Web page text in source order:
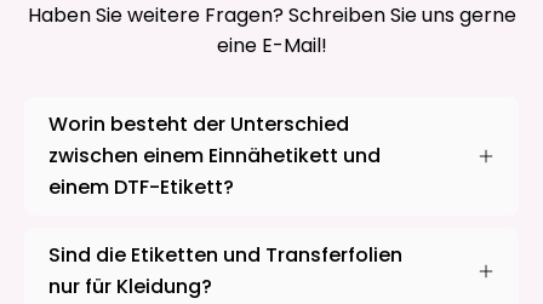
Haben Sie weitere Fragen? Schreiben Sie uns gerne
eine E-Mail!
Worin besteht der Unterschied
zwischen einem Einnähetikett und
einem DTF-Etikett?
Sind die Etiketten und Transferfolien
nur für Kleidung?